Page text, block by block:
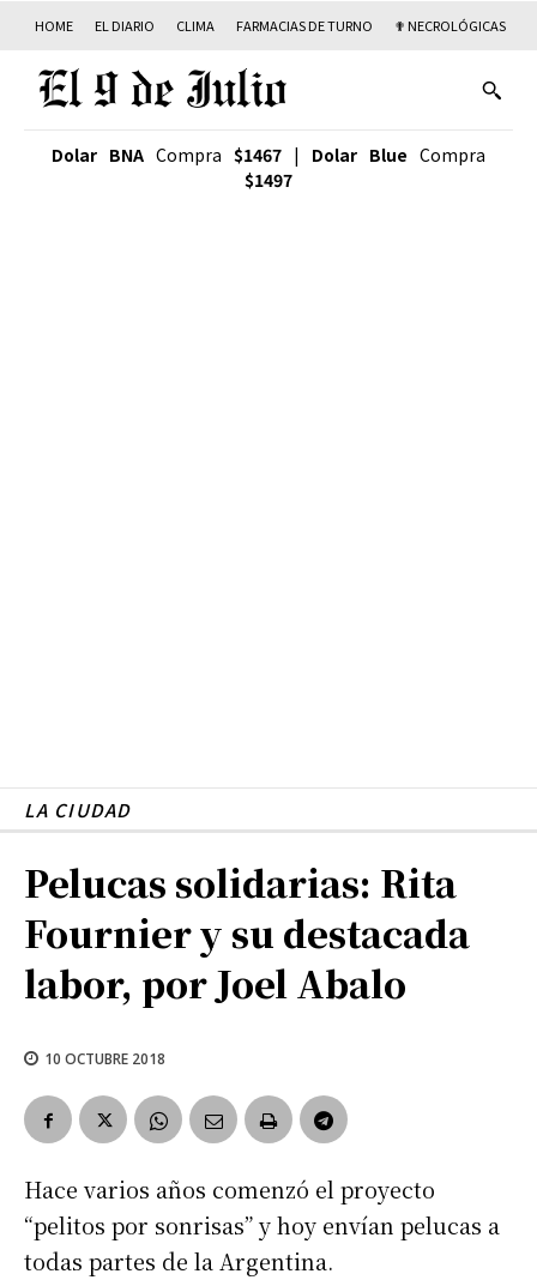
HOME EL DIARIO CLIMA FARMACIAS DE TURNO ✟ NECROLÓGICAS
Dolar BNA Compra $1467 | Dolar Blue Compra
$1497
LA CIUDAD
Pelucas solidarias: Rita
Fournier y su destacada
labor, por Joel Abalo
10 OCTUBRE 2018
Hace varios años comenzó el proyecto
“pelitos por sonrisas” y hoy envían pelucas a
todas partes de la Argentina.